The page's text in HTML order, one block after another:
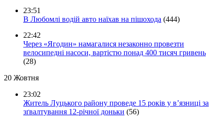
23:51
В Любомлі водій авто наїхав на пішохода (444)
22:42
Через «Ягодин» намагалися незаконно провезти
велосипедні насоси, вартістю понад 400 тисяч гривень
(28)
20 Жовтня
23:02
Житель Луцького району проведе 15 років у в’язниці за
зґвалтування 12-річної доньки (56)